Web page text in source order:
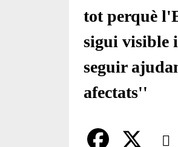
tot perquè
sigui visible
seguir
afectats''
Comparteix